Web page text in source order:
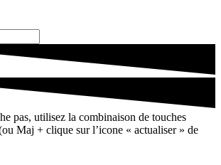
pas, utilisez la combinaison de touches
Maj + clique sur l’icone « actualiser » de